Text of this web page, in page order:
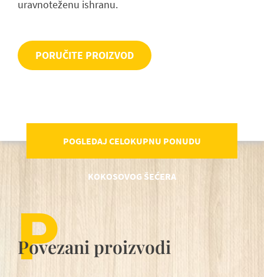
uravnoteženu ishranu.
PORUČITE PROIZVOD
POGLEDAJ CELOKUPNU PONUDU
KOKOSOVOG ŠEĆERA
P
Povezani proizvodi